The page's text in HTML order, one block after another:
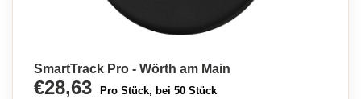
SmartTrack Pro - Wörth am Main
€28,63 Pro Stück, bei 50 Stück